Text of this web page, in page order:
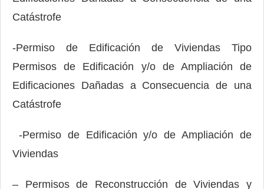
Catástrofe
-Permiso de Edificación de Viviendas Tipo
Permisos de Edificación y/o de Ampliación de
Edificaciones Dañadas a Consecuencia de una
Catástrofe
-Permiso de Edificación y/o de Ampliación de
Viviendas
– Permisos de Reconstrucción de Viviendas y